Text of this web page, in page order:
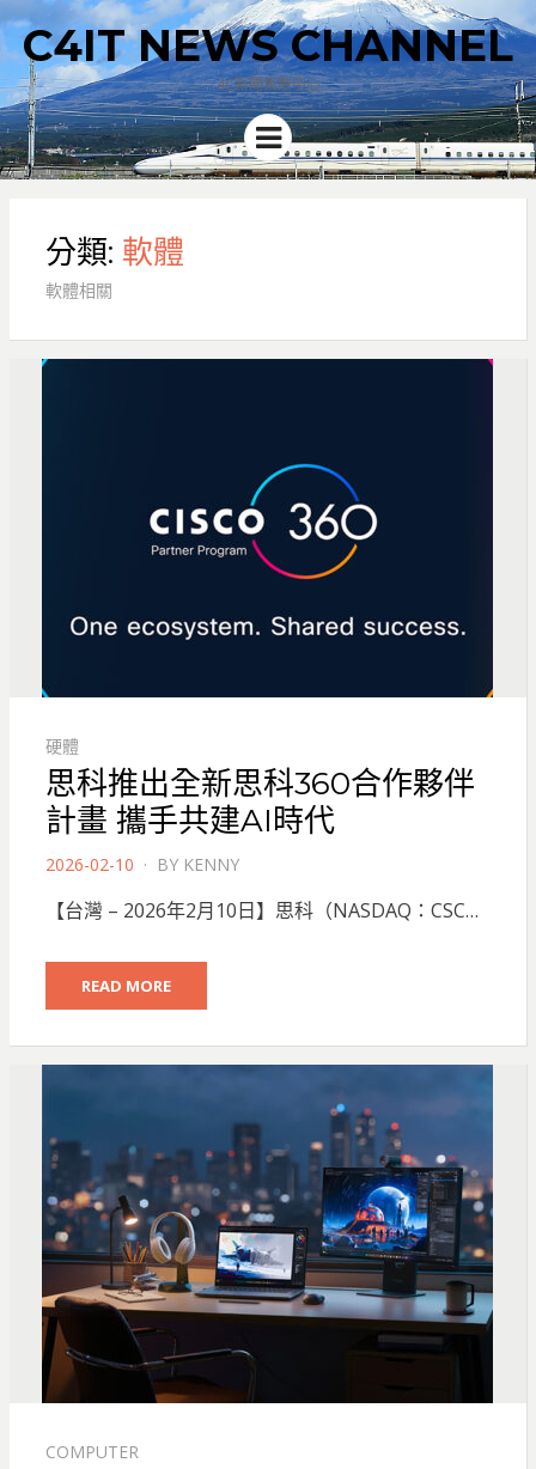
C4IT NEWS CHANNEL
4C新聞集散中心
Menu
分類: 軟體
軟體相關
硬體
思科推出全新思科360合作夥伴
計畫 攜手共建AI時代
POSTED
2026-02-10 BY KENNY
【台灣 – 2026年2月10日】思科（NASDAQ：CSC…
READ MORE
COMPUTER